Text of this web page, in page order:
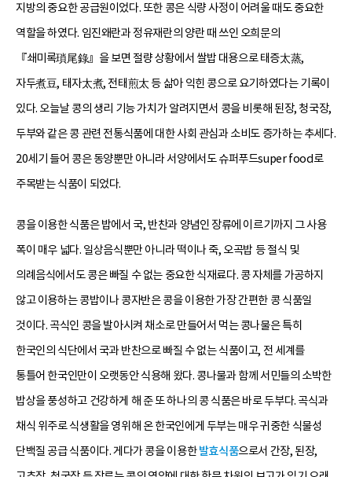
지방의 중요한 공급원이었다. 또한 콩은 식량 사정이 어려울 때도 중요한
역할을 하였다. 임진왜란과 정유재란의 양란 때 쓰인 오희문의
『쇄미록瑣尾錄』을 보면 절량 상황에서 쌀밥 대용으로 태증太蒸,
자두煮豆, 태자太煮, 전태煎太 등 삶아 익힌 콩으로 요기하였다는 기록이
있다. 오늘날 콩의 생리 기능 가치가 알려지면서 콩을 비롯해 된장, 청국장,
두부와 같은 콩 관련 전통식품에 대한 사회 관심과 소비도 증가하는 추세다.
20세기 들어 콩은 동양뿐만 아니라 서양에서도 슈퍼푸드super food로
주목받는 식품이 되었다.
콩을 이용한 식품은 밥에서 국, 반찬과 양념인 장류에 이르기까지 그 사용
폭이 매우 넓다. 일상음식뿐만 아니라 떡이나 죽, 오곡밥 등 절식 및
의례음식에서도 콩은 빠질 수 없는 중요한 식재료다. 콩 자체를 가공하지
않고 이용하는 콩밥이나 콩자반은 콩을 이용한 가장 간편한 콩 식품일
것이다. 곡식인 콩을 발아시켜 채소로 만들어서 먹는 콩나물은 특히
한국인의 식단에서 국과 반찬으로 빠질 수 없는 식품이고, 전 세계를
통틀어 한국인만이 오랫동안 식용해 왔다. 콩나물과 함께 서민들의 소박한
밥상을 풍성하고 건강하게 해 준 또 하나의 콩 식품은 바로 두부다. 곡식과
채식 위주로 식생활을 영위해 온 한국인에게 두부는 매우 귀중한 식물성
단백질 공급 식품이다. 게다가 콩을 이용한발효식품으로서 간장, 된장,